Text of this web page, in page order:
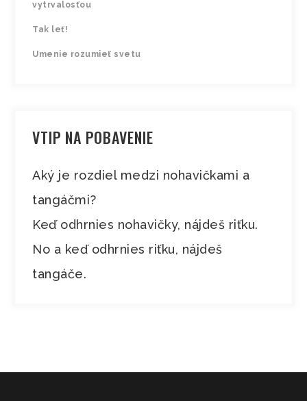
vytrvalosťou
Tak leť!
Umenie rozumieť svetu
VTIP NA POBAVENIE
Aký je rozdiel medzi nohavičkami a
tangáčmi?
Keď odhrnies nohavičky, nájdeš riťku.
No a keď odhrnies riťku, nájdeš
tangáče.